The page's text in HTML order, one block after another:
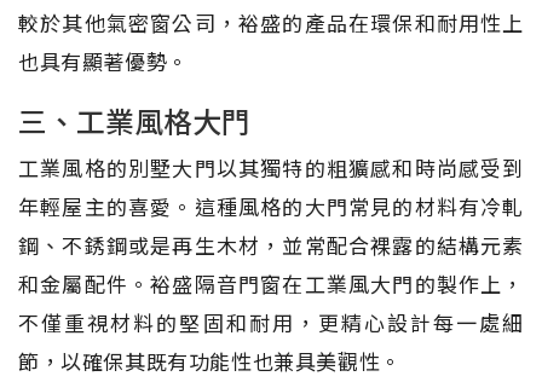
較於其他氣密窗公司，裕盛的產品在環保和耐用性上
也具有顯著優勢。
三、工業風格大門
工業風格的別墅大門以其獨特的粗獷感和時尚感受到
年輕屋主的喜愛。這種風格的大門常見的材料有冷軋
鋼、不銹鋼或是再生木材，並常配合裸露的結構元素
和金屬配件。裕盛隔音門窗在工業風大門的製作上，
不僅重視材料的堅固和耐用，更精心設計每一處細
節，以確保其既有功能性也兼具美觀性。